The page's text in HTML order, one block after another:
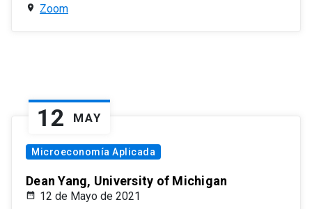
Zoom
12 MAY
Microeconomía Aplicada
Dean Yang, University of Michigan
12 de Mayo de 2021